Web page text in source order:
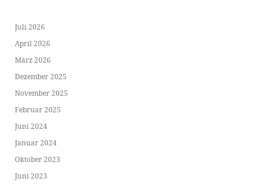
Juli 2026
April 2026
März 2026
Dezember 2025
November 2025
Februar 2025
Juni 2024
Januar 2024
Oktober 2023
Juni 2023